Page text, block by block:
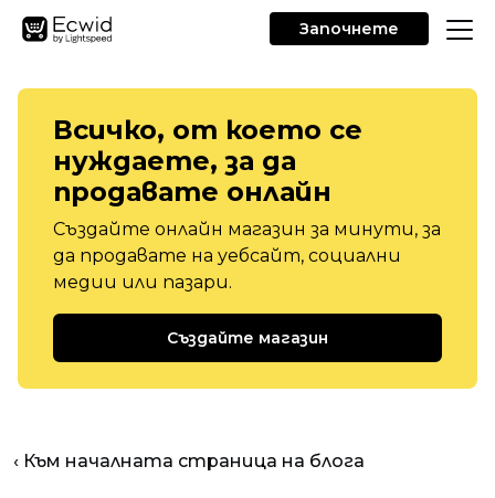
Започнете
Всичко, от което се
нуждаете, за да
продавате онлайн
Създайте онлайн магазин за минути, за
да продавате на уебсайт, социални
медии или пазари.
Създайте магазин
‹ Към началната страница на блога